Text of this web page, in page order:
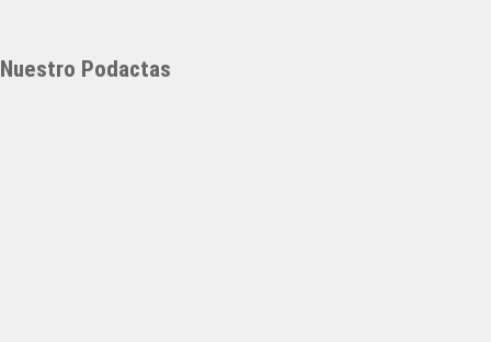
Nuestro Podactas